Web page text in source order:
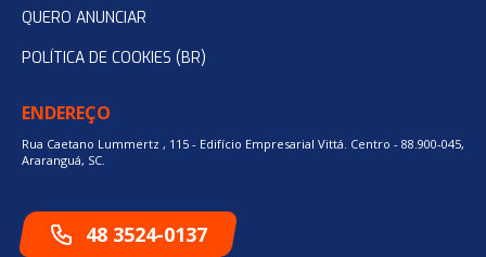
QUERO ANUNCIAR
POLÍTICA DE COOKIES (BR)
ENDEREÇO
Rua Caetano Lummertz , 115 - Edifício Empresarial Vittá. Centro - 88.900-045,
Araranguá, SC.
48 3524-0137